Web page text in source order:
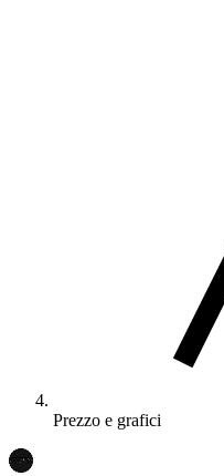
Prezzo e grafici